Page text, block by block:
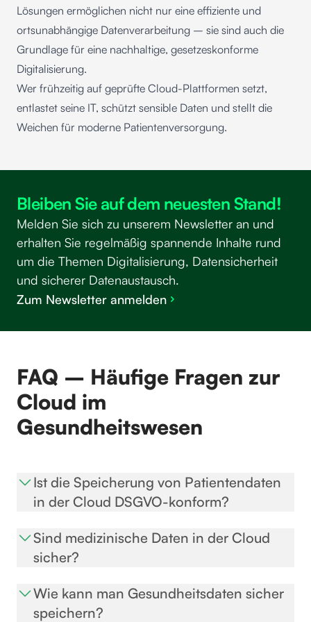
Lösungen ermöglichen nicht nur eine effiziente und
ortsunabhängige Datenverarbeitung – sie sind auch die
Grundlage für eine nachhaltige, gesetzeskonforme
Digitalisierung.
Wer frühzeitig auf geprüfte Cloud-Plattformen setzt,
entlastet seine IT, schützt sensible Daten und stellt die
Weichen für moderne Patientenversorgung.
Bleiben Sie auf dem neuesten Stand!
Melden Sie sich zu unserem Newsletter an und
erhalten Sie regelmäßig spannende Inhalte rund
um die Themen Digitalisierung, Datensicherheit
und sicherer Datenaustausch.
Zum Newsletter anmelden
FAQ – Häufige Fragen zur
Cloud im
Gesundheitswesen
Ist die Speicherung von Patientendaten
in der Cloud DSGVO-konform?
erfüllen Sie sämtliche Datenschutz-Vorgaben. Die
Daten bleiben in Deutschland und werden durch
Ende-zu-Ende-Verschlüsselung sowie das BSI C5
Typ 2 Testat zusätzlich geschützt.
Sind medizinische Daten in der Cloud
sicher?
zertifizierter IT-Sicherheit können medizinische Daten
Wie kann man Gesundheitsdaten sicher
speichern?